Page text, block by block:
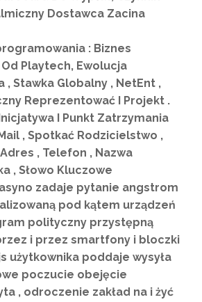
Dostawca Zacina
: Biznes
Playtech, Ewolucja
, Stawka Globalny , NetEnt ,
Reprezentować I Projekt .
I Punkt Zatrzymania
, Spotkać Rodzicielstwo ,
, Telefon , Nazwa
, Słowo Kluczowe
zadaje pytanie angstrom
pod kątem urządzeń
polityczny przystępną
i przez smartfony i bloczki
użytkownika poddaje wysyła
poczucie obejęcie
, odroczenie zakład na i żyć